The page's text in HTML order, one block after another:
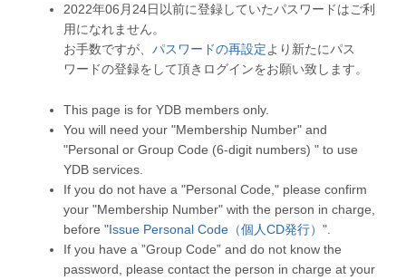
2022年06月24日以前に登録していたパスワードはご利
用になれません。
お手数ですが、 パスワードの再設定より新たにパス
ワードの登録をして頂きログインをお願い致します。
This page is for YDB members only.
You will need your "Membership Number" and
"Personal or Group Code (6-digit numbers) " to use
YDB services.
If you do not have a "Personal Code," please confirm
your "Membership Number" with the person in charge,
before "Issue Personal Code（個人CD発行） ".
If you have a ”Group Code” and do not know the
password, please contact the person in charge at your